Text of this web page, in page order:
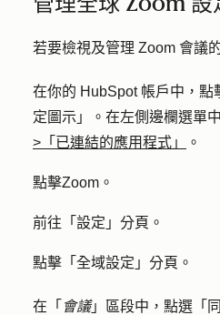
若要檢視及管理 Zoom 會議
在你的 HubSpot 帳戶中，點
定圖示」。在左側邊欄選單
>「已連結的應用程式」
。
點擊Zoom 。
前往「 設定 」分頁。
點擊「 全域設定 」分頁。
在「 會議」區段中，點選「